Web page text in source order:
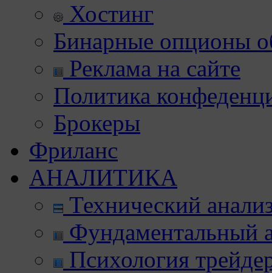
Хостинг
Бинарные опционы
Реклама на сайте
Политика
Брокеры
Фриланс
АНАЛИТИКА
Технический
Фундаментальный
Психология